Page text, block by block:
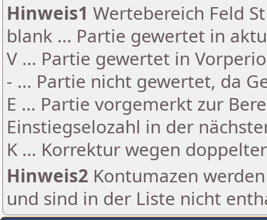
Hinweis1 Wertebereich Feld
blank ... Partie gewertet in
V ... Partie gewertet in
- ... Partie nicht gewertet, da
E ... Partie vorgemerkt zur
Einstiegselozahl in der
K ... Korrektur wegen
Hinweis2 Kontumazen
und sind in der Liste nicht